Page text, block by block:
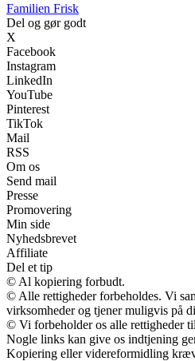
Familien Frisk
Del og gør godt
X
Facebook
Instagram
LinkedIn
YouTube
Pinterest
TikTok
Mail
RSS
Om os
Send mail
Presse
Promovering
Min side
Nyhedsbrevet
Affiliate
Del et tip
© Al kopiering forbudt.
© Alle rettigheder forbeholdes. Vi
virksomheder og tjener muligvis på
© Vi forbeholder os alle rettigheder
Nogle links kan give os indtjening
Kopiering eller videreformidling